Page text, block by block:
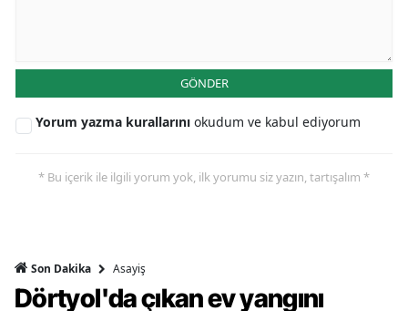
GÖNDER
Yorum yazma kurallarını okudum ve kabul ediyorum
* Bu içerik ile ilgili yorum yok, ilk yorumu siz yazın, tartışalım *
Son Dakika Asayiş
Dörtyol'da çıkan ev yangını